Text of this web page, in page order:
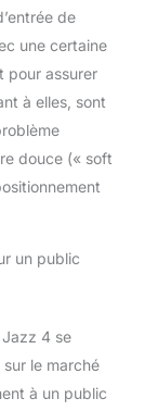
de
une certaine
pour assurer
à elles, sont
douce (« soft
un public
4 se
le marché
à un public